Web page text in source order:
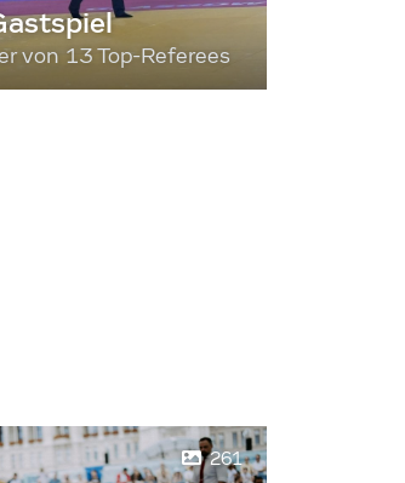
von 13 Top-Referees
261